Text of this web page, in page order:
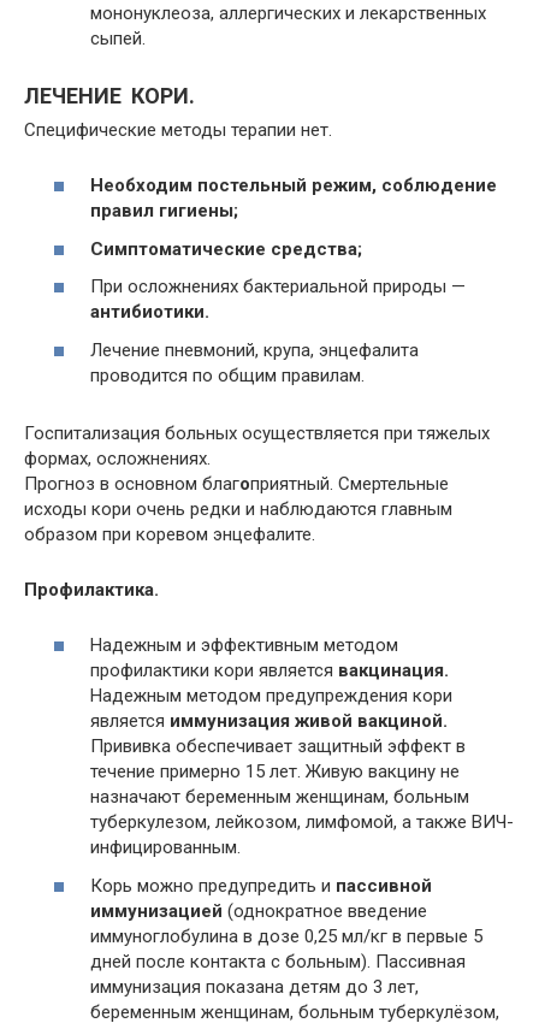
мононуклеоза, аллергических и лекарственных
сыпей.
ЛЕЧЕНИЕ КОРИ.
Специфические методы терапии нет.
Необходим постельный режим, соблюдение
правил гигиены;
Симптоматические средства;
При осложнениях бактериальной природы —
антибиотики.
Лечение пневмоний, крупа, энцефалита
проводится по общим правилам.
Госпитализация больных осуществляется при тяжелых
формах, осложнениях.
Прогноз в основном благоприятный. Смертельные
исходы кори очень редки и наблюдаются главным
образом при коревом энцефалите.
Профилактика.
Надежным и эффективным методом
профилактики кори является вакцинация.
Надежным методом предупреждения кори
является иммунизация живой вакциной.
Прививка обеспечивает защитный эффект в
течение примерно 15 лет. Живую вакцину не
назначают беременным женщинам, больным
туберкулезом, лейкозом, лимфомой, а также ВИЧ-
инфицированным.
Корь можно предупредить и пассивной
иммунизацией (однократное введение
иммуноглобулина в дозе 0,25 мл/кг в первые 5
дней после контакта с больным). Пассивная
иммунизация показана детям до 3 лет,
беременным женщинам, больным туберкулёзом,